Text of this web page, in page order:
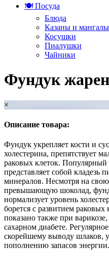
🍽️ Посуда
Блюда
Казаны и мангалы
Косушки
Пиалушки
Чайники
Фундук
×
Описание товара:
Фундук укрепляет кости и
холестерина, препятствует
раковых клеток.
представляет собой кладезь
минералов. Несмотря на свою
превышающую шоколад,
нормализует уровень
борется с развитием
показано также при
сахарном диабете.
скорейшему выводу шлаков,
пополнению запасов энергии.